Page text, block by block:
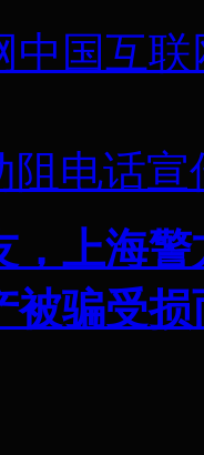
中国互
阻电话宣
，上海
被骗受